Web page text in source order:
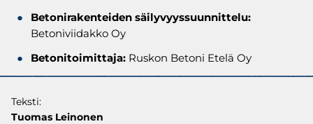
Betonirakenteiden säilyvyyssuunnittelu:
Betoniviidakko Oy
Betonitoimittaja: Ruskon Betoni Etelä Oy
Teksti:
Tuomas Leinonen